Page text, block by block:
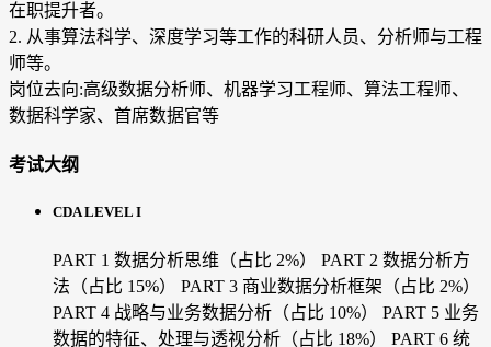
在职提升者。
2. 从事算法科学、深度学习等工作的科研人员、分析师与工程
师等。
岗位去向:高级数据分析师、机器学习工程师、算法工程师、
数据科学家、首席数据官等
考试大纲
CDA LEVEL I
PART 1 数据分析思维（占比 2%）
PART 2 数据分析方
法（占比 15%）
PART 3 商业数据分析框架（占比 2%）
PART 4 战略与业务数据分析（占比 10%）
PART 5 业务
数据的特征、处理与透视分析（占比 18%）
PART 6 统